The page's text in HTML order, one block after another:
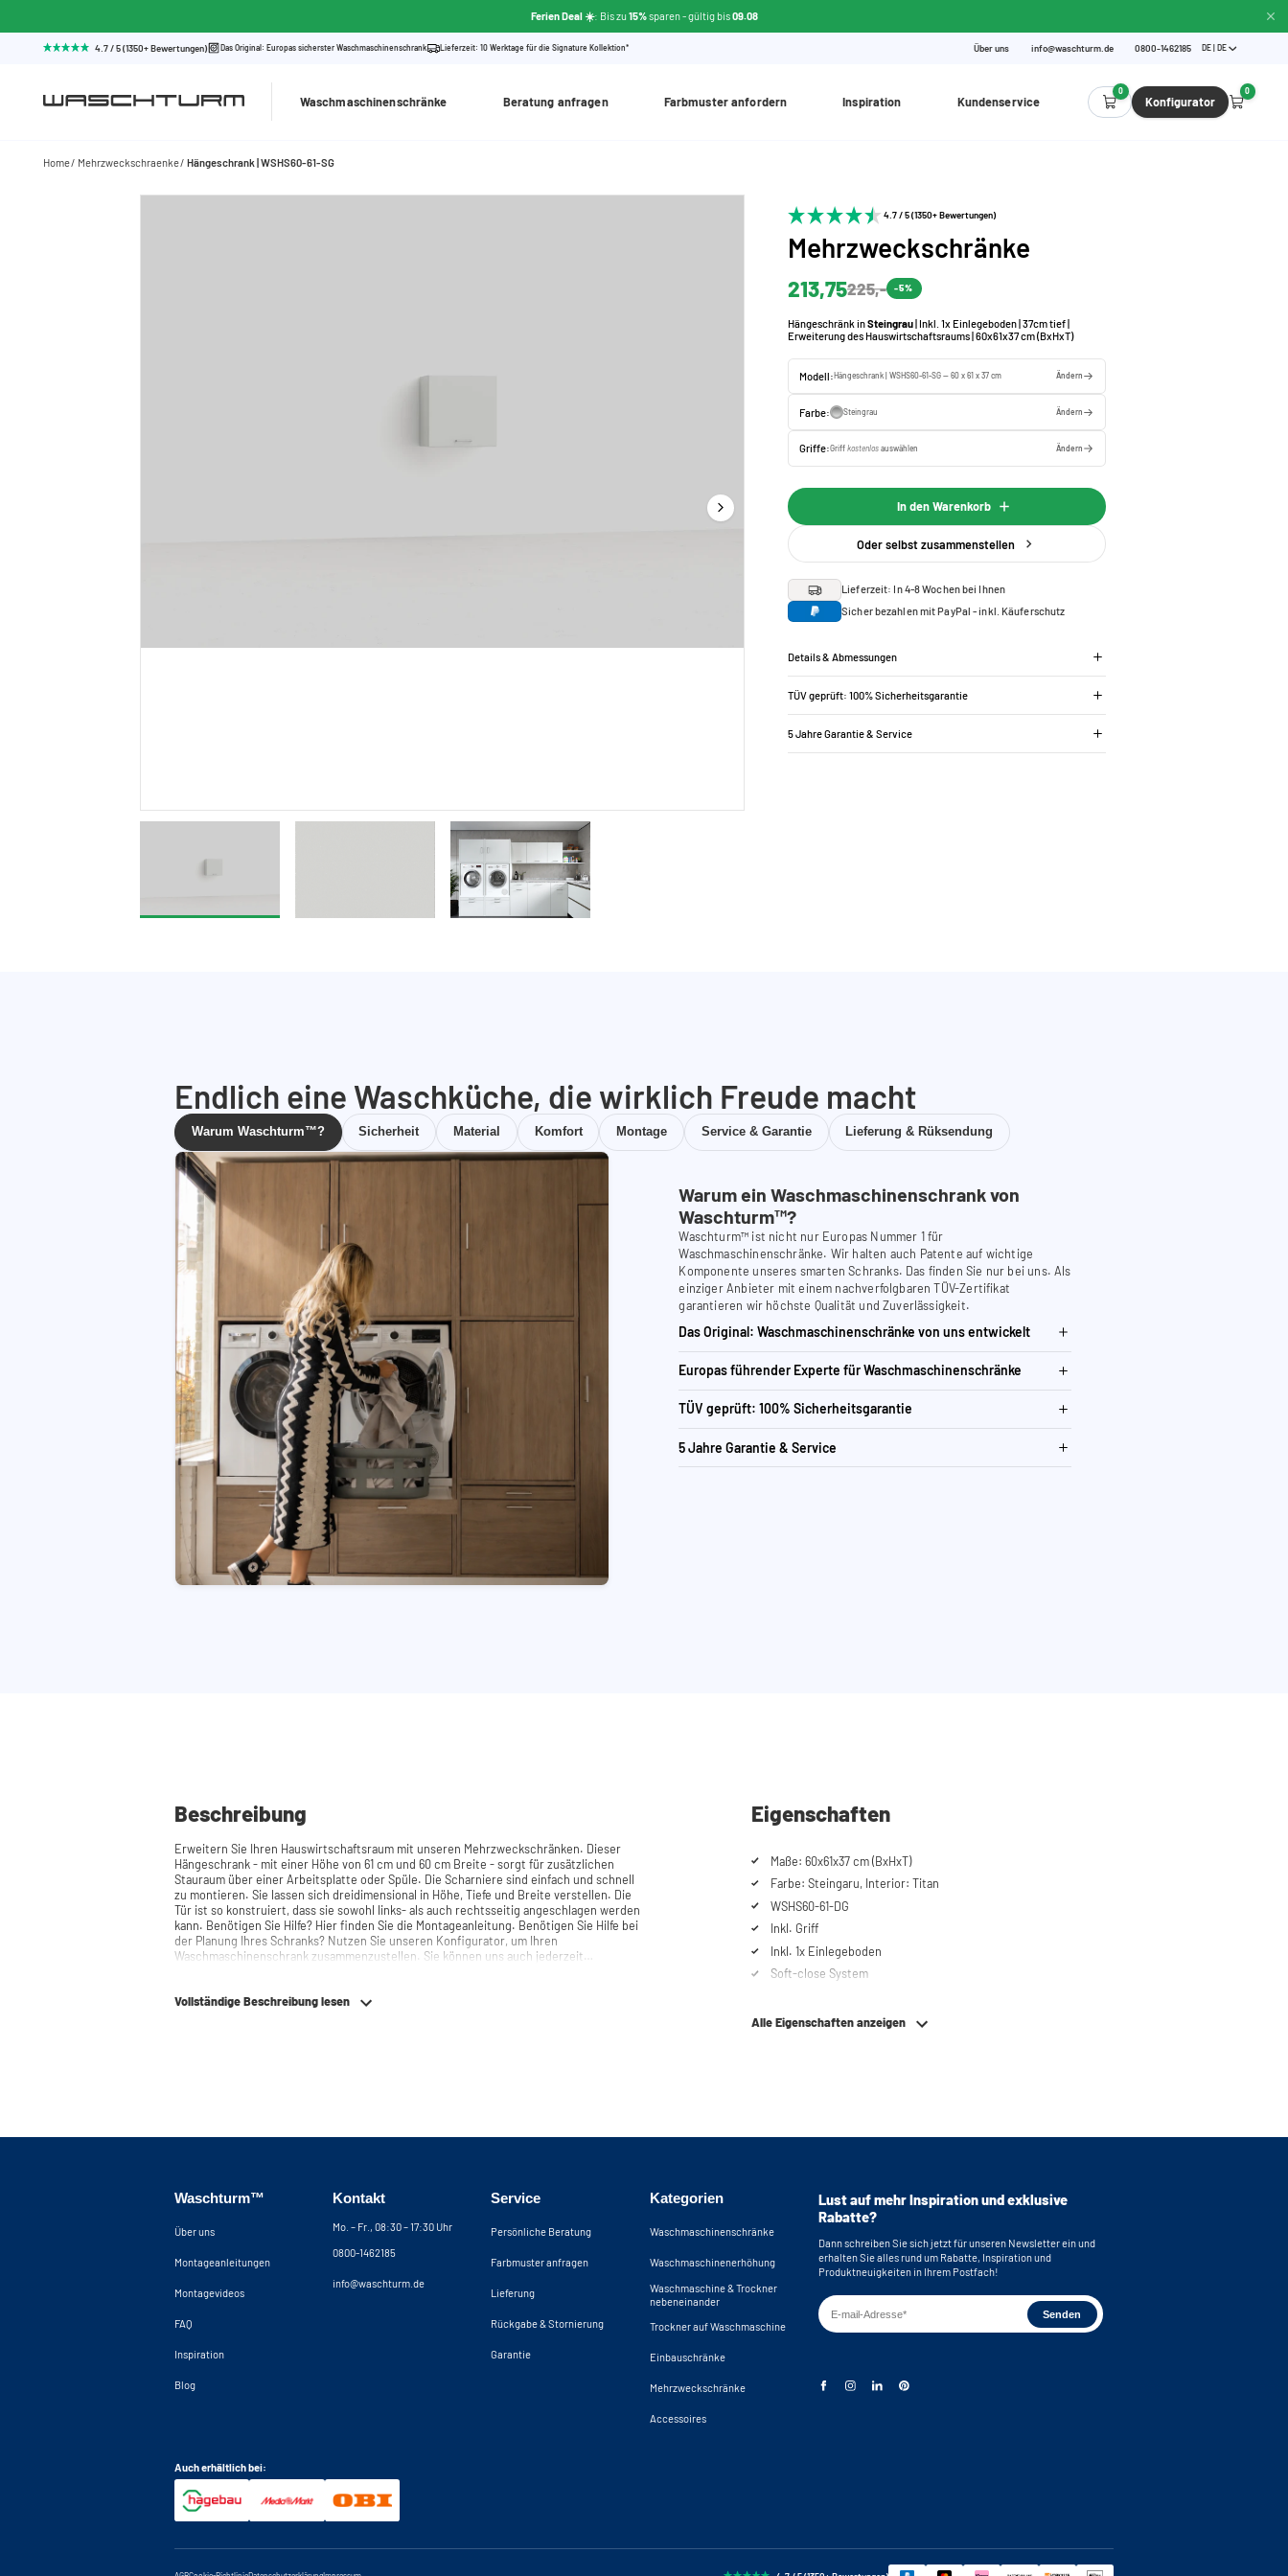
Ferien Deal ☀️: Bis zu15%sparen- gültig bis09.08
4.7 / 5 (1350+ Bewertungen) Das Original: Europas sicherster Waschmaschinenschrank Lieferzeit: 10 Werktage für die Signature Kollektion* Über uns info@waschturm.de 0800-1462185 DE | DE
Waschmaschinenschränke Beratung anfragen Farbmuster anfordern Inspiration Kundenservice
0
Konfigurator
0
Home Mehrzweckschraenke Hängeschrank | WSHS60-61-SG
4.7 / 5 (1350+ Bewertungen)
Mehrzweckschränke
213,75225,- -5%
Hängeschränk inSteingrau| Inkl. 1x Einlegeboden | 37cm tief |
Erweiterung des Hauswirtschaftsraums | 60x61x37 cm (BxHxT)
Modell:Hängeschrank | WSHS60-61-SG — 60 x 61 x 37 cm Ändern
Farbe: Steingrau Ändern
Griffe:Griffkostenlos auswählen Ändern
In den Warenkorb
Oder selbst zusammenstellen
Lieferzeit: In 4-8 Wochen bei Ihnen
Sicher bezahlen mit PayPal - inkl. Käuferschutz
Details & Abmessungen
TÜV geprüft: 100% Sicherheitsgarantie
5 Jahre Garantie & Service
Endlich eine Waschküche, die wirklich Freude macht
Warum Waschturm™? Sicherheit Material Komfort Montage Service & Garantie Lieferung & Rüksendung
Warum ein Waschmaschinenschrank von
Waschturm™?
Waschturm™ ist nicht nur Europas Nummer 1 für
Waschmaschinenschränke. Wir halten auch Patente auf wichtige
Komponente unseres smarten Schranks. Das finden Sie nur bei uns. Als
einziger Anbieter mit einem nachverfolgbaren TÜV-Zertifikat
garantieren wir höchste Qualität und Zuverlässigkeit.
Das Original: Waschmaschinenschränke von uns entwickelt
Europas führender Experte für Waschmaschinenschränke
TÜV geprüft: 100% Sicherheitsgarantie
5 Jahre Garantie & Service
Beschreibung
Erweitern Sie Ihren Hauswirtschaftsraum mit unseren Mehrzweckschränken. Dieser
Hängeschrank - mit einer Höhe von 61 cm und 60 cm Breite - sorgt für zusätzlichen
Stauraum über einer Arbeitsplatte oder Spüle. Die Scharniere sind einfach und schnell
zu montieren. Sie lassen sich dreidimensional in Höhe, Tiefe und Breite verstellen. Die
Tür ist so konstruiert, dass sie sowohl links- als auch rechtsseitig angeschlagen werden
kann. Benötigen Sie Hilfe? Hier finden Sie die Montageanleitung. Benötigen Sie Hilfe bei
der Planung Ihres Schranks? Nutzen Sie unseren Konfigurator, um Ihren
Waschmaschinenschrank zusammenzustellen. Sie können uns auch jederzeit
Vollständige Beschreibung lesen
Eigenschaften
Maße: 60x61x37 cm (BxHxT)
Farbe: Steingaru, Interior: Titan
WSHS60-61-DG
Inkl. Griff
Inkl. 1x Einlegeboden
Soft-close System
Alle Eigenschaften anzeigen
Waschturm™
Über uns
Montageanleitungen
Montagevideos
FAQ
Inspiration
Blog
Kontakt
Mo. – Fr., 08:30 – 17:30 Uhr
0800-1462185
info@waschturm.de
Service
Persönliche Beratung
Farbmuster anfragen
Lieferung
Rückgabe & Stornierung
Garantie
Kategorien
Waschmaschinenschränke
Waschmaschinenerhöhung
Waschmaschine & Trockner
nebeneinander
Trockner auf Waschmaschine
Einbauschränke
Mehrzweckschränke
Accessoires
Lust auf mehr Inspiration und exklusive
Rabatte?
Dann schreiben Sie sich jetzt für unseren Newsletter ein und
erhalten Sie alles rund um Rabatte, Inspiration und
Produktneuigkeiten in Ihrem Postfach!
Auch erhältlich bei: